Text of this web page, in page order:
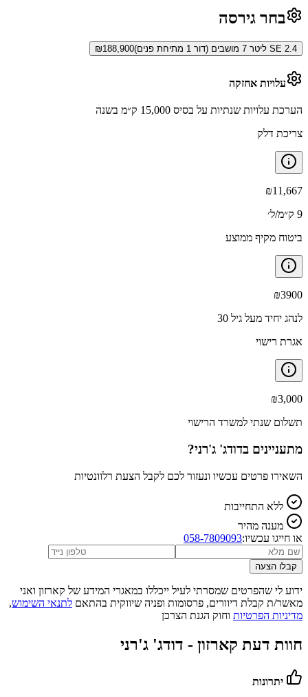
בחר גירסה
SE 2.4 ליטר 7 מושבים (דור 1 מתיחת פנים) ₪188,900
עלויות אחזקה
הערכת עלויות שנתיות על בסיס 15,000 ק״מ בשנה
צריכת דלק
₪11,667
9 ק״מ/ל׳
ביטוח מקיף ממוצע
₪3900
לנהג יחיד מעל גיל 30
אגרת רישוי
₪3,000
תשלום שנתי למשרד הרישוי
מתעניינים בדודג' ג'רני?
השאירו פרטים עכשיו ונעזור לכם לקבל הצעת רלוונטיות
ללא התחייבות
מענה מהיר
או חייגו עכשיו:058-7809093
קבלו הצעה
ידוע לי שהפרטים שמסרתי לעיל ייכללו במאגרי המידע של קארזון ואני
מאשר/ת קבלת דיוורים, פרסומות ופניה שיווקית בהתאם לתנאי השימוש,
מדיניות הפרטיות וחוק הגנת הצרכן
חוות דעת קארזון - דודג' ג'רני
יתרונות